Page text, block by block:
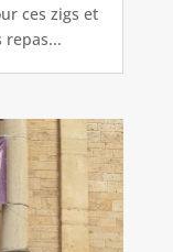
ces zigs et
repas...